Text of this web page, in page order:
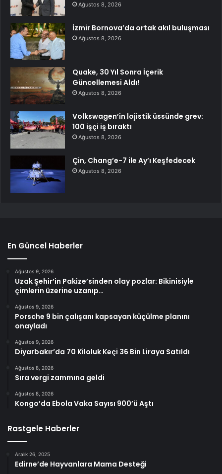
Ağustos 8, 2026
İzmir Bornova’da ortak akıl buluşması
Ağustos 8, 2026
Quake, 30 Yıl Sonra İçerik
Güncellemesi Aldı!
Ağustos 8, 2026
Volkswagen’in lojistik üssünde grev:
100 işçi iş bıraktı
Ağustos 8, 2026
Çin, Chang’e-7 ile Ay’ı Keşfedecek
Ağustos 8, 2026
En Güncel Haberler
Ağustos 9, 2026
Uzak Şehir’in Pakize’sinden olay pozlar: Bikinisiyle
çimlerin üzerine uzanıp…
Ağustos 9, 2026
Porsche 9 bin çalışanı kapsayan küçülme planını
onayladı
Ağustos 9, 2026
Diyarbakır’da 70 Kiloluk Keçi 36 Bin Liraya Satıldı
Ağustos 8, 2026
Sıra vergi zammına geldi
Ağustos 8, 2026
Kongo’da Ebola Vaka Sayısı 900’ü Aştı
Rastgele Haberler
Aralık 26, 2025
Edirne’de Hayvanlara Mama Desteği